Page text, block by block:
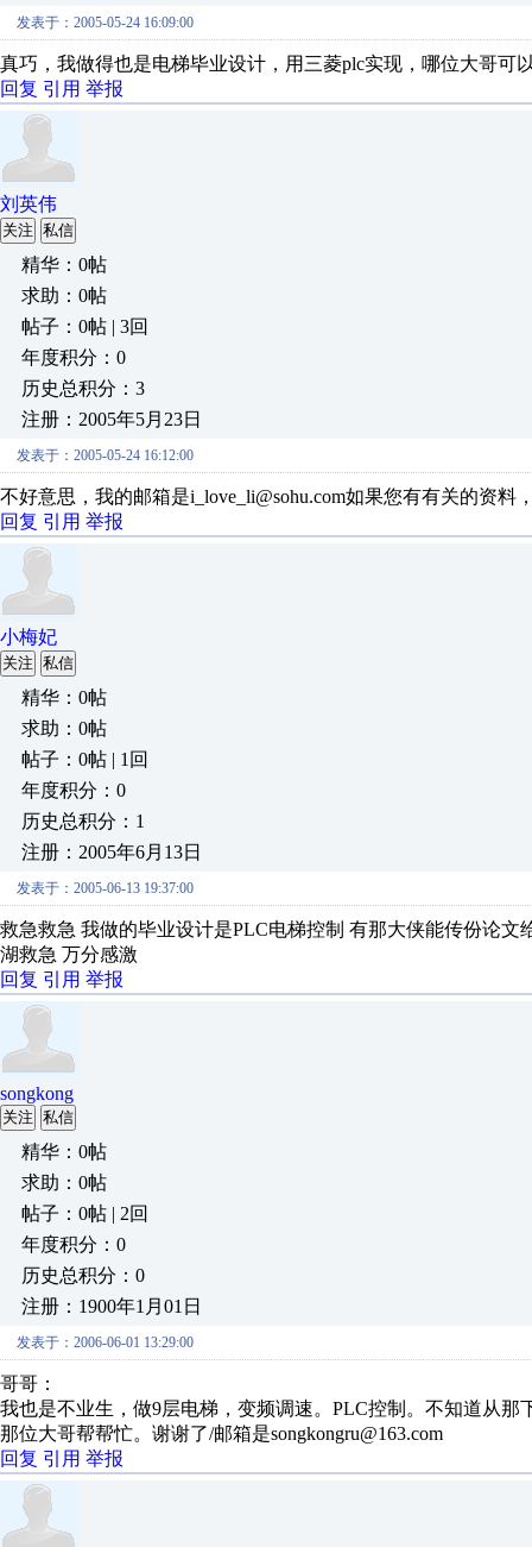
发表于：2005-05-24 16:09:00
真巧，我做得也是电梯毕业设计，用三菱plc实现，哪位大哥
回复 引用 举报
刘英伟
关注 私信
精华：0帖
求助：0帖
帖子：0帖 | 3回
年度积分：0
历史总积分：3
注册：2005年5月23日
发表于：2005-05-24 16:12:00
不好意思，我的邮箱是i_love_li@sohu.com如果您有有关的资料
回复 引用 举报
小梅妃
关注 私信
精华：0帖
求助：0帖
帖子：0帖 | 1回
年度积分：0
历史总积分：1
注册：2005年6月13日
发表于：2005-06-13 19:37:00
救急救急 我做的毕业设计是PLC电梯控制 有那大侠能传份论文
湖救急 万分感激
回复 引用 举报
songkong
关注 私信
精华：0帖
求助：0帖
帖子：0帖 | 2回
年度积分：0
历史总积分：0
注册：1900年1月01日
发表于：2006-06-01 13:29:00
哥哥：
我也是不业生，做9层电梯，变频调速。PLC控制。不知道从那
那位大哥帮帮忙。谢谢了/邮箱是songkongru@163.com
回复 引用 举报